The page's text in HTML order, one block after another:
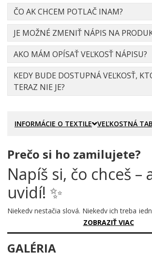
ČO AK CHCEM POTLAČ INAM?
JE MOŽNÉ ZMENIŤ NÁPIS NA
AKO MÁM OPÍSAŤ VEĽKOSŤ NÁPISU?
KEDY BUDE DOSTUPNÁ VEĽKOSŤ,
TERAZ NIE JE?
INFORMÁCIE O TEXTILE VEĽKOSTNÁ
Prečo si ho zamilujete?
Napíš si, čo chceš –
uvidí! ✨
Niekedy nestačia slová. Niekedy ich treba
veľkými, tučnými písmenami – aby to videl
Tento motív je presne o tom: žiadne
okolky. Len tvoj odkaz, tvoje meno, tvoje
vymyslíš ty.
ZOBRAZIŤ VIAC
GALÉRIA